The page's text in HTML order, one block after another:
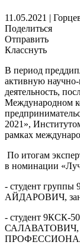
11.05.2021 |
Поделиться
Отправить
Класснуть
В период
активную
деятельность,
Международном
2021»,
рамках
По итогам
в номинации
- студент
АЙДАРОВИЧ,
- студент
САЛАВАТОВИЧ,